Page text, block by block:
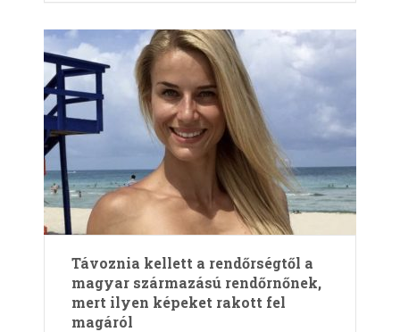
Távoznia kellett a rendőrségtől a
magyar származású rendőrnőnek,
mert ilyen képeket rakott fel
magáról